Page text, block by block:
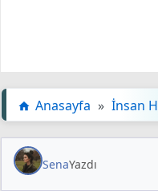
Anasayfa » İnsan
SenaYazdı